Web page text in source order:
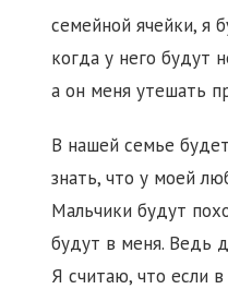
семейной ячейки, я
когда у него будут
а он меня утешать
В нашей семье
знать, что у моей
Мальчики будут
будут в меня. Ведь
Я считаю, что если